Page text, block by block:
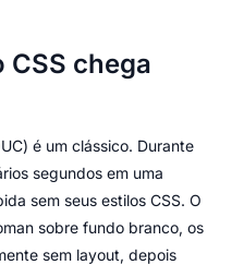
CSS chega
é um clássico. Durante
segundos em uma
sem seus estilos CSS. O
sobre fundo branco, os
sem layout, depois